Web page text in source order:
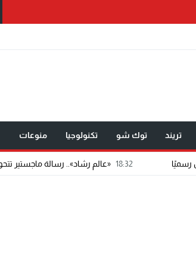
تريند توك شو تكنولوجيا منوعات
18:32 «عالم رشاد».. رسالة ماجستير تتحول إلى تطبيق